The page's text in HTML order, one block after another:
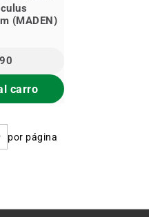
(MADEN)
carro
por página